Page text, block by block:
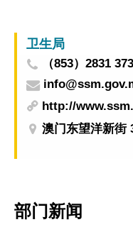
卫生局
（853）2831
http://
澳门东望洋新街
部门新闻